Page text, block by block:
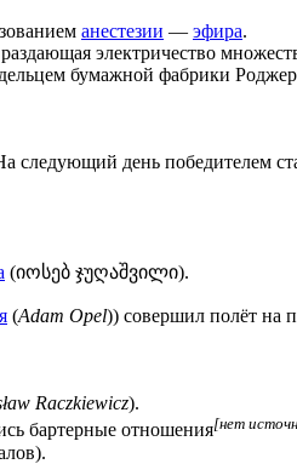
анестезии — эфира.
электричество
бумажной фабрики
день победителем
(იოსებ ჯუღაშვილი).
(Adam Opel)) совершил полёт на
Raczkiewicz).
бартерные отношения[нет